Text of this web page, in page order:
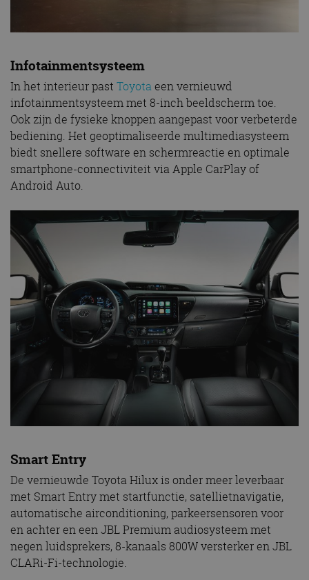
Infotainmentsysteem
In het interieur past Toyotaeen vernieuwd
infotainmentsysteem met 8-inch beeldscherm toe.
Ook zijn de fysieke knoppen aangepast voor verbeterde
bediening. Het geoptimaliseerde multimediasysteem
biedt snellere software en schermreactie en optimale
smartphone-connectiviteit via Apple CarPlay of
Android Auto.
Smart Entry
De vernieuwde Toyota Hilux is onder meer leverbaar
met Smart Entry met startfunctie, satellietnavigatie,
automatische airconditioning, parkeersensoren voor
en achter en een JBL Premium audiosysteem met
negen luidsprekers, 8-kanaals 800W versterker en JBL
CLARi-Fi-technologie.